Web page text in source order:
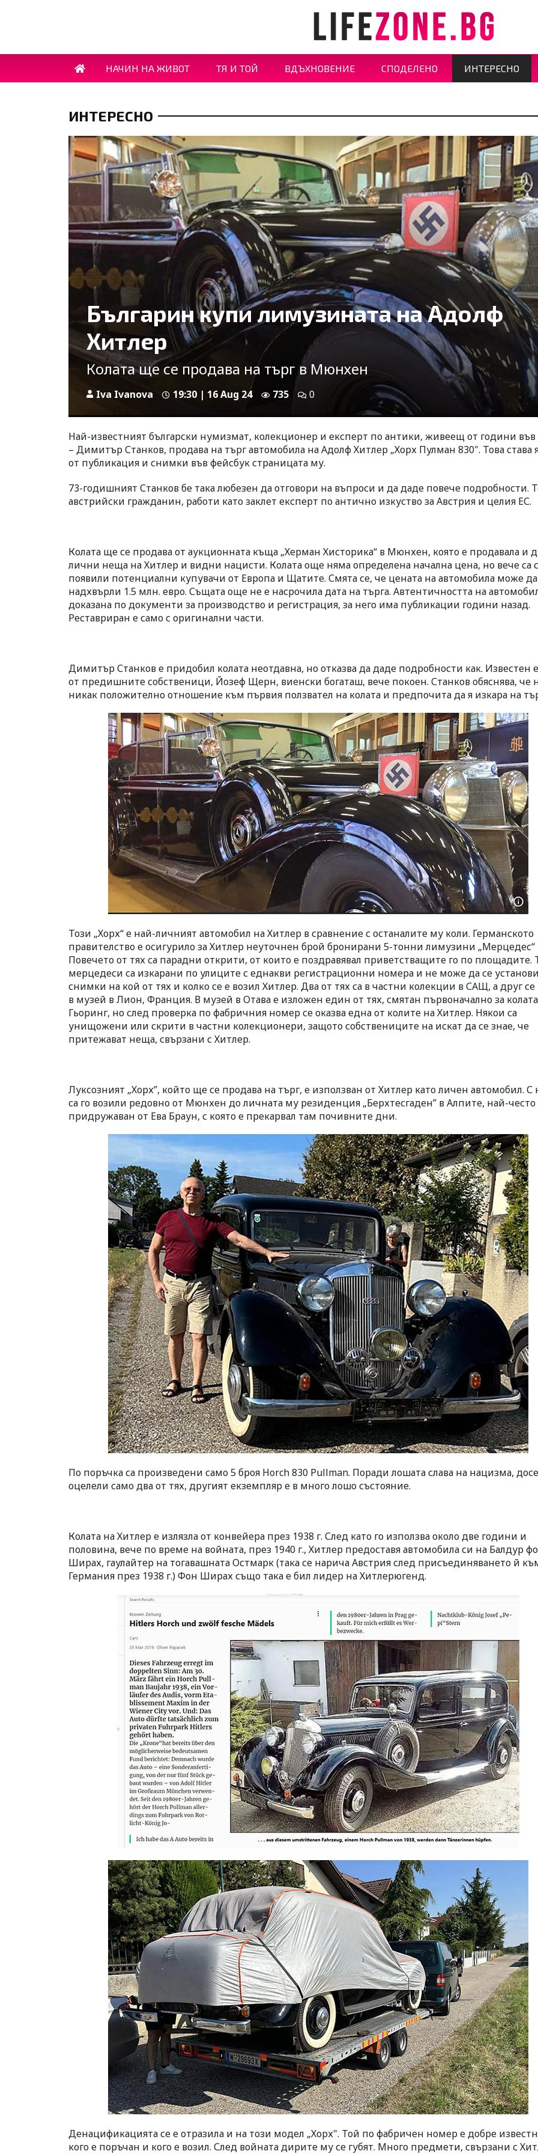
НАЧИН НА ЖИВОТ ТЯ И ТОЙ ВДЪХНОВЕНИЕ СПОДЕЛЕНО ИНТЕРЕСНО
ИНТЕРЕСНО
Българин купи лимузината на Адолф
Хитлер
Колата ще се продава на търг в Мюнхен
Iva Ivanova 19:30 | 16 Aug 24 735 0
Най-известният български нумизмат, колекционер и експерт по антики, живеещ от години
– Димитър Станков, продава на търг автомобила на Адолф Хитлер „Хорх Пулман 830". Това става
от публикация и снимки във фейсбук страницата му.
73-годишният Станков бе така любезен да отговори на въпроси и да даде повече подробности.
австрийски гражданин, работи като заклет експерт по антично изкуство за Австрия и целия ЕС.
Колата ще се продава от аукционната къща „Херман Хисторика“ в Мюнхен, която е продавала и
лични неща на Хитлер и видни нацисти. Колата още няма определена начална цена, но вече са
появили потенциални купувачи от Европа и Щатите. Смята се, че цената на автомобила може да
надхвърли 1.5 млн. евро. Същата още не е насрочила дата на търга. Автентичността на
доказана по документи за производство и регистрация, за него има публикации години назад.
Реставриран е само с оригинални части.
Димитър Станков е придобил колата неотдавна, но отказва да даде подробности как. Известен
от предишните собственици, Йозеф Щерн, виенски богаташ, вече покоен. Станков обяснява, че
никак положително отношение към първия ползвател на колата и предпочита да я изкара на
Този „Хорх“ е най-личният автомобил на Хитлер в сравнение с останалите му коли. Германското
правителство е осигурило за Хитлер неуточнен брой бронирани 5-тонни лимузини „Мерцедес“
Повечето от тях са парадни открити, от които е поздравявал приветстващите го по площадите.
мерцедеси са изкарани по улиците с еднакви регистрационни номера и не може да се
снимки на кой от тях и колко се е возил Хитлер. Два от тях са в частни колекции в САЩ, а друг се
в музей в Лион, Франция. В музей в Отава е изложен един от тях, смятан първоначално за
Гьоринг, но след проверка по фабричния номер се оказва една от колите на Хитлер. Някои са
унищожени или скрити в частни колекционери, защото собствениците на искат да се знае, че
притежават неща, свързани с Хитлер.
Луксозният „Хорх”, който ще се продава на търг, е използван от Хитлер като личен автомобил. С
са го возили редовно от Мюнхен до личната му резиденция „Берхтесгаден” в Алпите, най-често
придружаван от Ева Браун, с която е прекарвал там почивните дни.
По поръчка са произведени само 5 броя Horch 830 Pullman. Поради лошата слава на нацизма,
оцелели само два от тях, другият екземпляр е в много лошо състояние.
Колата на Хитлер е излязла от конвейера през 1938 г. След като го използва около две години и
половина, вече по време на войната, през 1940 г., Хитлер предоставя автомобила си на Балдур
Ширах, гаулайтер на тогавашната Остмарк (така се нарича Австрия след присъединяването й
Германия през 1938 г.) Фон Ширах също така е бил лидер на Хитлерюгенд.
Денацификацията се е отразила и на този модел „Хорх". Той по фабричен номер е добре
кого е поръчан и кого е возил. След войната дирите му се губят. Много предмети, свързани с